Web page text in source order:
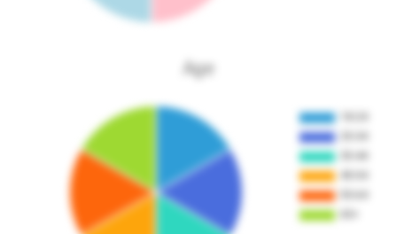
Age